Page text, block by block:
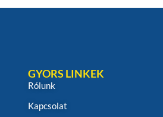
GYORS LINKEK
Rólunk
Kapcsolat